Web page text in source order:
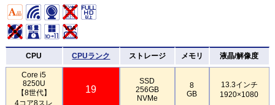
CPU CPUランク ストレージ メモリ 液晶/解像度
Core i5
8250U
【8世代】
4コア8スレ
19
SSD
256GB
NVMe
8
GB
13.3インチ
1920×1080